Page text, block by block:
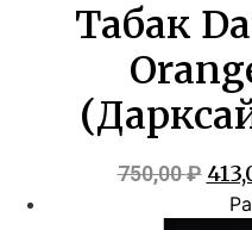
Табак
750,00₽